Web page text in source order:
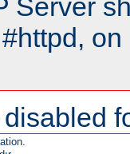
Server